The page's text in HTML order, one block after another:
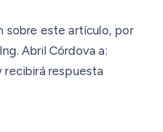
sobre este artículo, por
Abril Córdova a:
recibirá respuesta